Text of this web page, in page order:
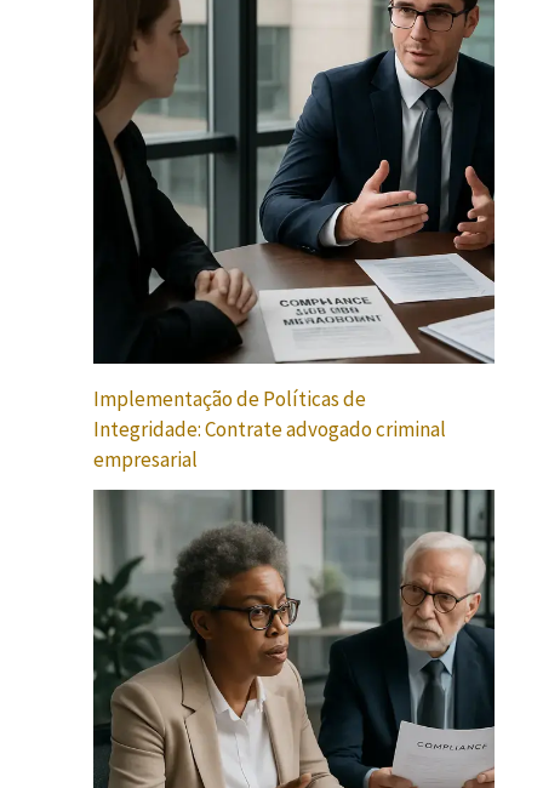
Implementação de Políticas de
Integridade: Contrate advogado criminal
empresarial